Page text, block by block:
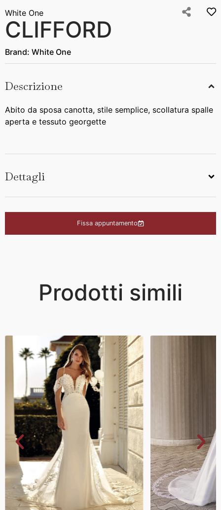
White One
CLIFFORD
Brand: White One
Descrizione
Abito da sposa canotta, stile semplice, scollatura spalle
aperta e tessuto georgette
Dettagli
Fissa appuntamento
Prodotti simili